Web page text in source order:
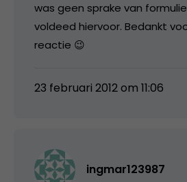
was geen sprake van
voldeed hiervoor. Bedankt
reactie 😉
23 februari 2012 om 11:06
ingmar123987